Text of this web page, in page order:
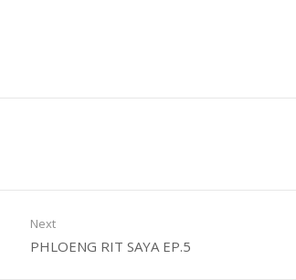
Next
PHLOENG RIT SAYA EP.5